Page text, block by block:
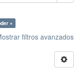
×
filtros avanzados